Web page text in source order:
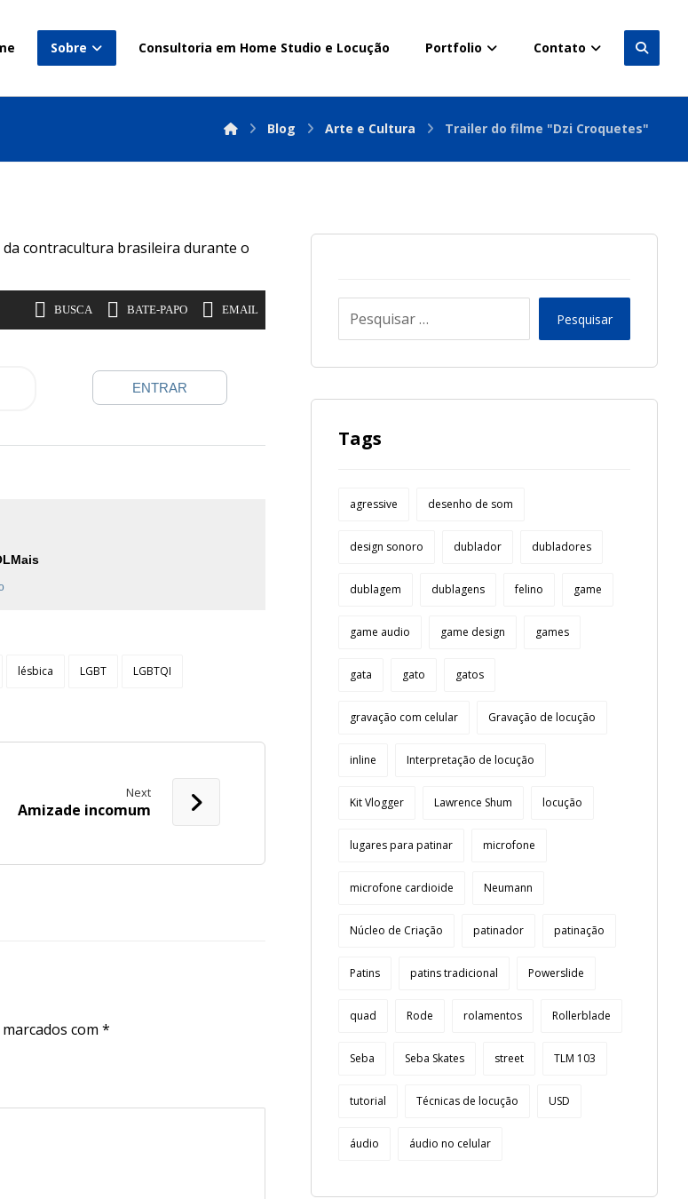
Sobre Consultoria em Home Studio e Locução Portfolio Contato
Blog Arte e Cultura Trailer do filme "Dzi Croquetes"
contracultura brasileira durante o
lésbica LGBT LGBTQI
Next
Amizade incomum
com *
Pesquisar
Tags
agressive desenho de som
design sonoro dublador dubladores
dublagem dublagens felino game
game audio game design games
gata gato gatos
gravação com celular Gravação de locução
inline Interpretação de locução
Kit Vlogger Lawrence Shum locução
lugares para patinar microfone
microfone cardioide Neumann
Núcleo de Criação patinador patinação
Patins patins tradicional Powerslide
quad Rode rolamentos Rollerblade
Seba Seba Skates street TLM 103
tutorial Técnicas de locução USD
áudio áudio no celular